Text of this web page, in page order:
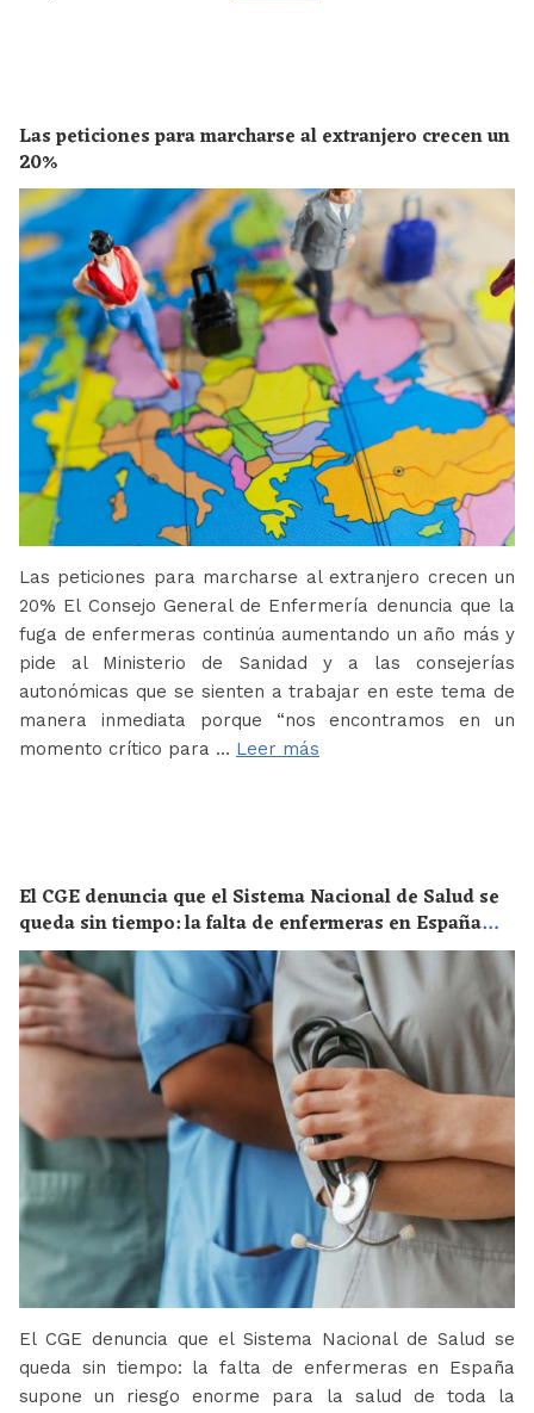
Las peticiones para marcharse al extranjero crecen un
20%
Las peticiones para marcharse al extranjero crecen un
20% El Consejo General de Enfermería denuncia que la
fuga de enfermeras continúa aumentando un año más y
pide al Ministerio de Sanidad y a las consejerías
autonómicas que se sienten a trabajar en este tema de
manera inmediata porque “nos encontramos en un
momento crítico para … Leer más
El CGE denuncia que el Sistema Nacional de Salud se
queda sin tiempo: la falta de enfermeras en España
supone un riesgo enorme para la salud de toda la
población
El CGE denuncia que el Sistema Nacional de Salud se
queda sin tiempo: la falta de enfermeras en España
supone un riesgo enorme para la salud de toda la